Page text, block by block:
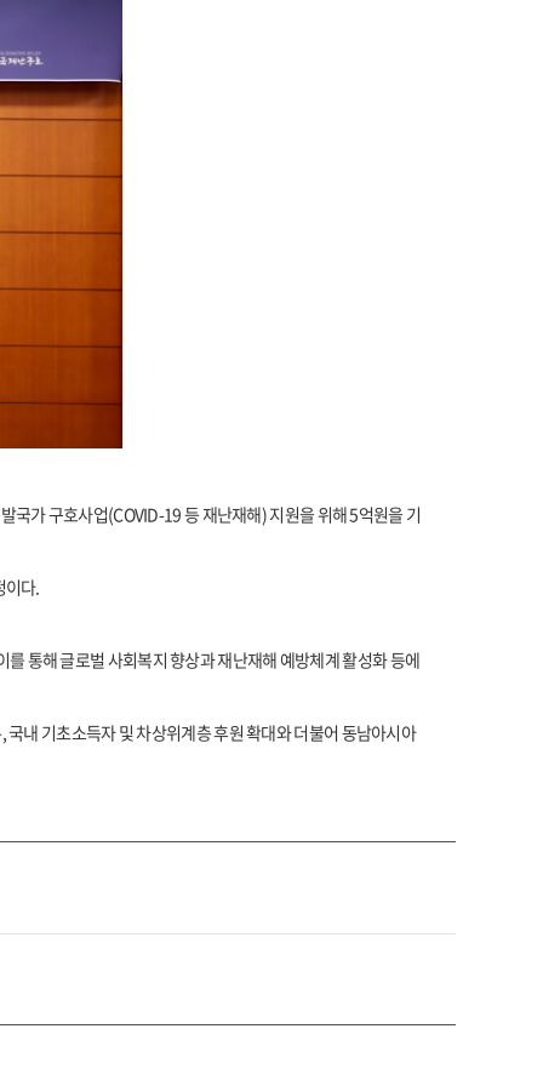
가 구호사업(COVID-19 등 재난재해) 지원을 위해 5억원을 기
이다.
통해 글로벌 사회복지 향상과 재난재해 예방체계 활성화 등에
내 기초소득자 및 차상위계층 후원 확대와 더불어 동남아시아